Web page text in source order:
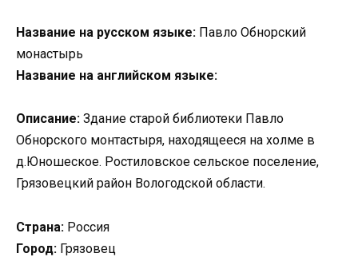
Название на русском языке: Павло Обнорский
монастырь
Название на английском языке:
Описание: Здание старой библиотеки Павло
Обнорского монтастыря, находящееся на холме в
д.Юношеское. Ростиловское сельское поселение,
Грязовецкий район Вологодской области.
Страна: Россия
Город: Грязовец